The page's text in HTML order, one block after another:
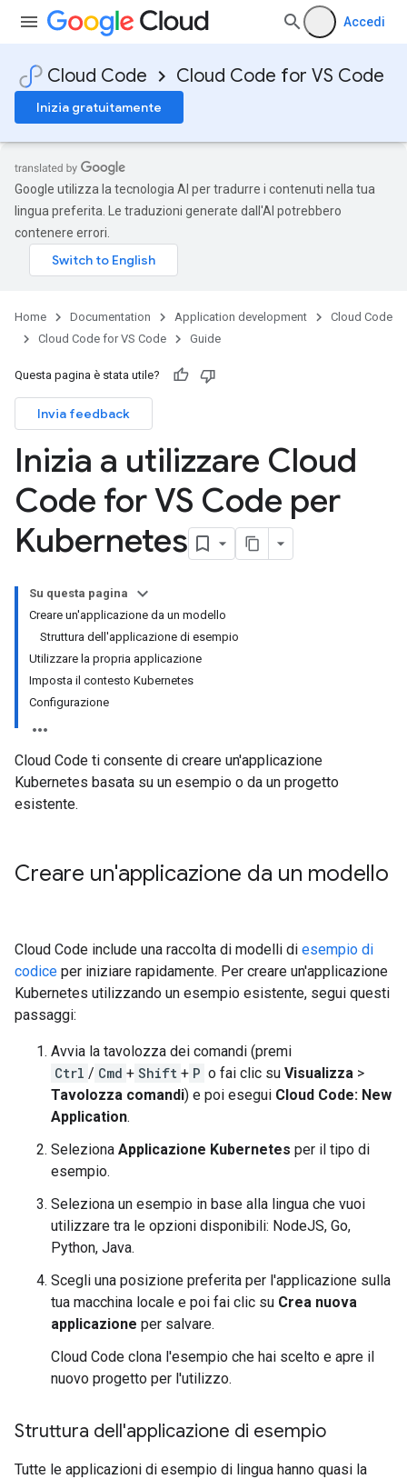
Accedi
Cloud Code Cloud Code for VS Code
Inizia gratuitamente
Google utilizza la tecnologia AI per tradurre i contenuti nella tua
lingua preferita. Le traduzioni generate dall'AI potrebbero
contenere errori.
Home Documentation Application development
Cloud Code
Cloud Code for VS Code
Guide
Questa pagina è stata utile?
Invia feedback
Inizia a utilizzare Cloud
Code for VS Code per
Kubernetes
Su questa pagina
Creare un'applicazione da un modello
Struttura dell'applicazione di esempio
Utilizzare la propria applicazione
Imposta il contesto Kubernetes
Configurazione
Cloud Code ti consente di creare un'applicazione
Kubernetes basata su un esempio o da un progetto
esistente.
Creare un'applicazione da un modello
Cloud Code include una raccolta di modelli di esempio di
codice per iniziare rapidamente. Per creare un'applicazione
Kubernetes utilizzando un esempio esistente, segui questi
passaggi:
Avvia la tavolozza dei comandi (premi
Ctrl / Cmd + Shift + P o fai clic su Visualizza >
Tavolozza comandi) e poi esegui Cloud Code: New
Application.
Seleziona Applicazione Kubernetes per il tipo di
esempio.
Seleziona un esempio in base alla lingua che vuoi
utilizzare tra le opzioni disponibili: NodeJS, Go,
Python, Java.
Scegli una posizione preferita per l'applicazione sulla
tua macchina locale e poi fai clic su Crea nuova
applicazione per salvare.
Cloud Code clona l'esempio che hai scelto e apre il
nuovo progetto per l'utilizzo.
Struttura dell'applicazione di esempio
Tutte le applicazioni di esempio di lingua hanno quasi la